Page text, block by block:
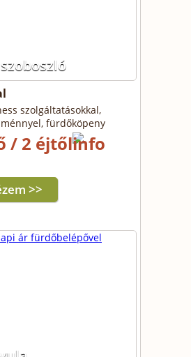
szolgáltatásokkal,
fürdőköpeny
/ 2 éjtől
>>